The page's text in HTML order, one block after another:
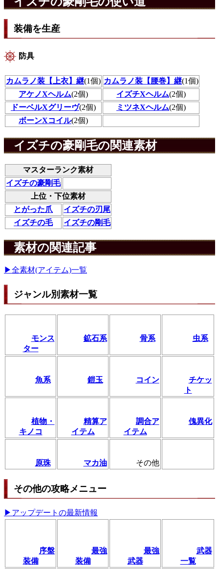
装備を生産
防具
カムラノ装【上衣】継(1個) カムラノ装【腰巻】継(1個)
アケノXヘルム(2個) イズチXヘルム(2個)
ドーベルXグリーヴ(2個) ミツネXヘルム(2個)
ボーンXコイル(2個)
イズチの豪剛毛の関連素材
マスターランク素材
イズチの豪剛毛
上位・下位素材
とがった爪
イズチの刃尾
イズチの毛
イズチの剛毛
素材の関連記事
▶全素材(アイテム)一覧
ジャンル別素材一覧
モンス
ター
鉱石系 骨系 虫系
魚系 鎧玉 コイン
チケッ
ト
植物・
キノコ
精算ア
イテム
調合ア
イテム
傀異化
原珠 マカ油 その他
その他の攻略メニュー
▶アップデートの最新情報
序盤
装備
最強
装備
最強
武器
武器
一覧